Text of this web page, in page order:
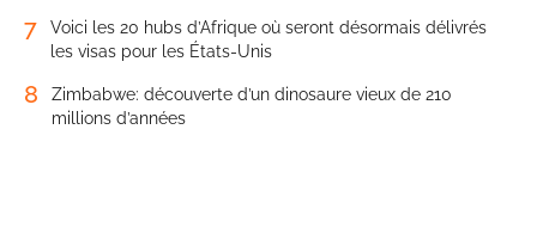
7
Voici les 20 hubs d’Afrique où seront désormais délivrés
les visas pour les États-Unis
8
Zimbabwe: découverte d’un dinosaure vieux de 210
millions d’années